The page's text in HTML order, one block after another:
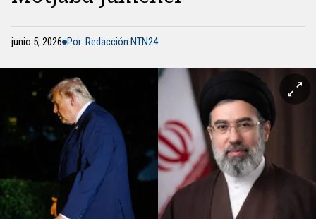
junio 5, 2026 Por: Redacción NTN24